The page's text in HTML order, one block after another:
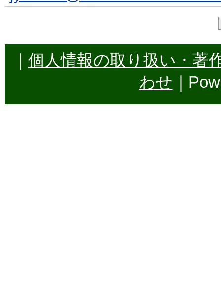
｜ 個人情報の取り扱い・著
わせ ｜